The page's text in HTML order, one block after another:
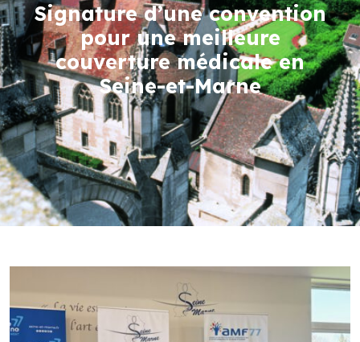
Signature d’une convention
pour une meilleure
couverture médicale en
Seine-et-Marne